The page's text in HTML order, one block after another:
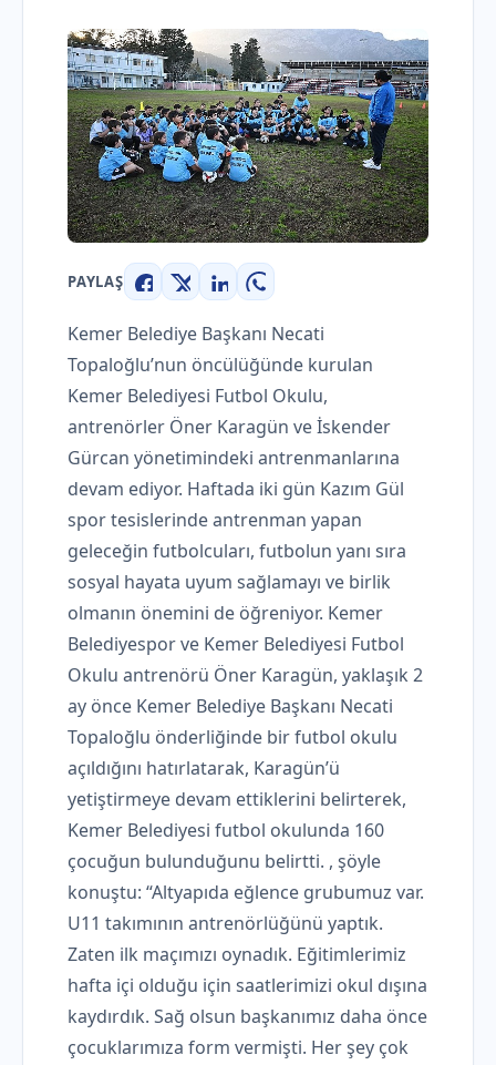
PAYLAŞ
Facebook
X LinkedInWhatsApp
Kemer Belediye Başkanı Necati
Topaloğlu’nun öncülüğünde kurulan
Kemer Belediyesi Futbol Okulu,
antrenörler Öner Karagün ve İskender
Gürcan yönetimindeki antrenmanlarına
devam ediyor. Haftada iki gün Kazım Gül
spor tesislerinde antrenman yapan
geleceğin futbolcuları, futbolun yanı sıra
sosyal hayata uyum sağlamayı ve birlik
olmanın önemini de öğreniyor. Kemer
Belediyespor ve Kemer Belediyesi Futbol
Okulu antrenörü Öner Karagün, yaklaşık 2
ay önce Kemer Belediye Başkanı Necati
Topaloğlu önderliğinde bir futbol okulu
açıldığını hatırlatarak, Karagün’ü
yetiştirmeye devam ettiklerini belirterek,
Kemer Belediyesi futbol okulunda 160
çocuğun bulunduğunu belirtti. , şöyle
konuştu: “Altyapıda eğlence grubumuz var.
U11 takımının antrenörlüğünü yaptık.
Zaten ilk maçımızı oynadık. Eğitimlerimiz
hafta içi olduğu için saatlerimizi okul dışına
kaydırdık. Sağ olsun başkanımız daha önce
çocuklarımıza form vermişti. Her şey çok